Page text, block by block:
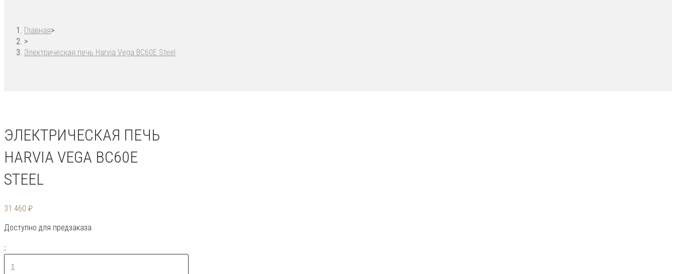
Главная>
>
Электрическая печь Harvia Vega BC60E Steel
ЭЛЕКТРИЧЕСКАЯ ПЕЧЬ
HARVIA VEGA BC60E
STEEL
31 460 ₽
Доступно для предзаказа
Количество
товара
Электрическая
-